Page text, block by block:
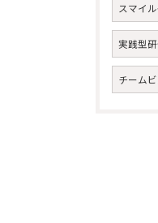
スマイ
実践型
チーム